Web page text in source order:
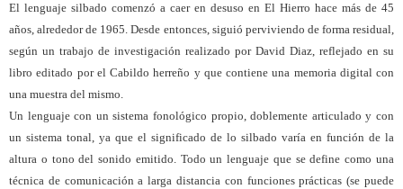
El lenguaje silbado comenzó a caer en desuso en El Hierro hace más de 45
años, alrededor de 1965. Desde entonces, siguió perviviendo de forma residual,
según un trabajo de investigación realizado por David Diaz, reflejado en su
libro editado por el Cabildo herreño y que contiene una memoria digital con
una muestra del mismo.
Un lenguaje con un sistema fonológico propio, doblemente articulado y con
un sistema tonal, ya que el significado de lo silbado varía en función de la
altura o tono del sonido emitido. Todo un lenguaje que se define como una
técnica de comunicación a larga distancia con funciones prácticas (se puede